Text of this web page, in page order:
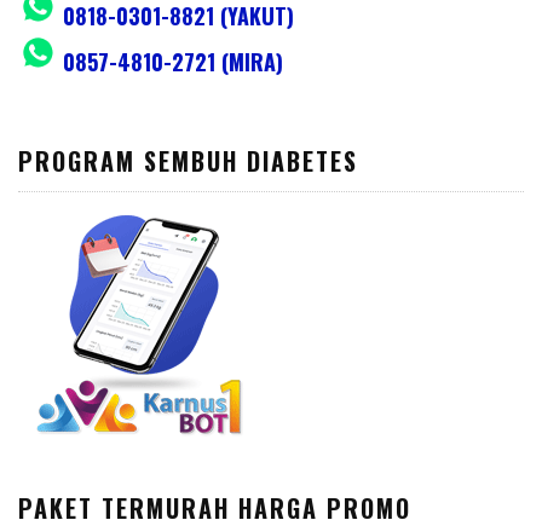
0818-0301-8821 (YAKUT)
0857-4810-2721 (MIRA)
PROGRAM SEMBUH DIABETES
PAKET TERMURAH HARGA PROMO